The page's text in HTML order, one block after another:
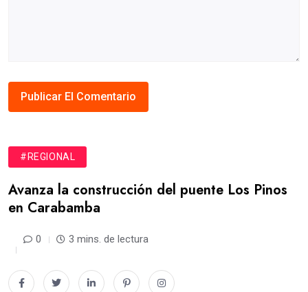
#REGIONAL
Avanza la construcción del puente Los Pinos
en Carabamba
0 3 mins. de lectura